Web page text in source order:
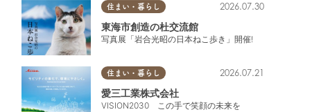
住まい・暮らし 2026.07.30
東海市創造の杜交流館
写真展「岩合光昭の日本ねこ歩き」開催!
住まい・暮らし 2026.07.21
愛三工業株式会社
VISION2030 この手で笑顔の未来を